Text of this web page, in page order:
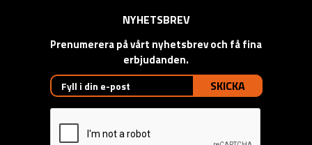
NYHETSBREV
Prenumerera på vårt nyhetsbrev och få fina
erbjudanden.
SKICKA